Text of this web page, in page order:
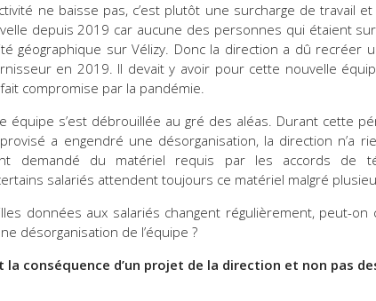
ne baisse pas, c’est plutôt une surcharge de travail
depuis 2019 car aucune des personnes qui étaient sur
géographique sur Vélizy. Donc la direction a dû recréer
en 2019. Il devait y avoir pour cette nouvelle
compromise par la pandémie.
équipe s’est débrouillée au gré des aléas. Durant cette
a engendré une désorganisation, la direction n’a
demandé du matériel requis par les accords de
salariés attendent toujours ce matériel malgré
données aux salariés changent régulièrement, peut-on
désorganisation de l’équipe ?
la conséquence d’un projet de la direction et non pas